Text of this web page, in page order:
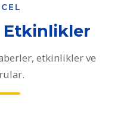
Etkinlikler
etkinlikler ve